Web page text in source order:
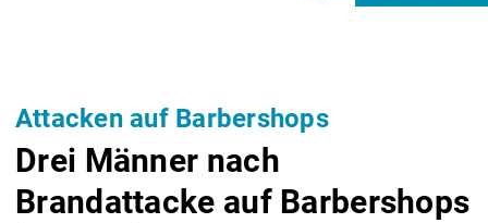
Attacken auf Barbershops
Drei Männer nach
Brandattacke auf Barbershops